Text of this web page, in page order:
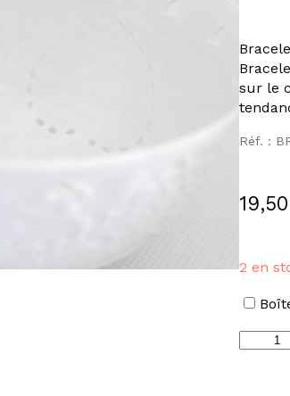
sur le
Réf. :
19,50
2 en
quantité